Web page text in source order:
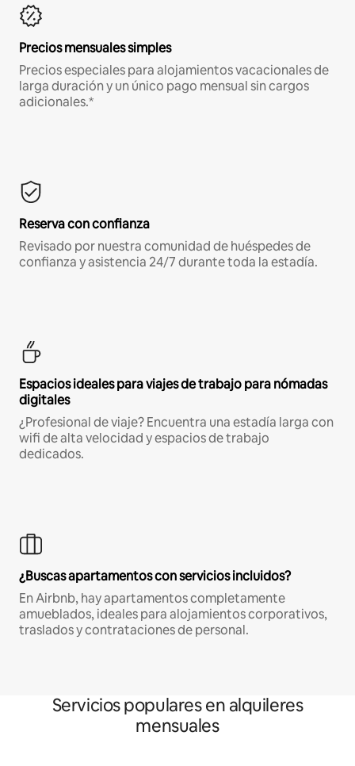
Precios mensuales simples
Precios especiales para alojamientos vacacionales de
larga duración y un único pago mensual sin cargos
adicionales.*
Reserva con confianza
Revisado por nuestra comunidad de huéspedes de
confianza y asistencia 24/7 durante toda la estadía.
Espacios ideales para viajes de trabajo para nómadas
digitales
¿Profesional de viaje? Encuentra una estadía larga con
wifi de alta velocidad y espacios de trabajo
dedicados.
¿Buscas apartamentos con servicios incluidos?
En Airbnb, hay apartamentos completamente
amueblados, ideales para alojamientos corporativos,
traslados y contrataciones de personal.
Servicios populares en alquileres
mensuales